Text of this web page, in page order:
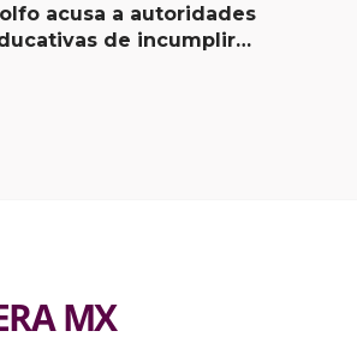
acusa a autoridades
de incumplir
MX